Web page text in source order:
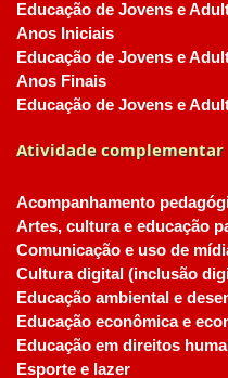
Educação de Jovens e
Anos Iniciais
Educação de Jovens e
Anos Finais
Educação de Jovens e
Atividade complementar
Acompanhamento
Artes, cultura e educação
Comunicação e uso de
Cultura digital (inclusão
Educação ambiental e
Educação econômica e
Educação em direitos
Esporte e lazer